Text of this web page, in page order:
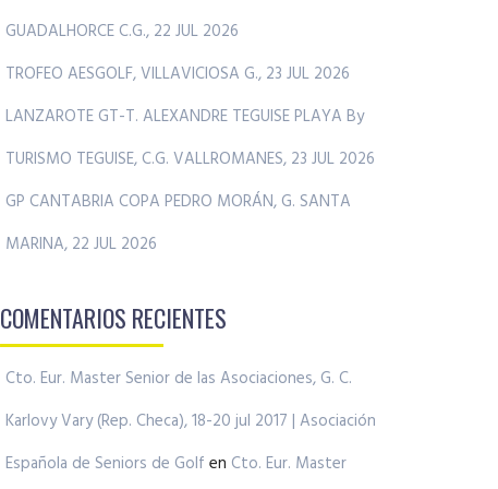
GUADALHORCE C.G., 22 JUL 2026
TROFEO AESGOLF, VILLAVICIOSA G., 23 JUL 2026
LANZAROTE GT-T. ALEXANDRE TEGUISE PLAYA By
TURISMO TEGUISE, C.G. VALLROMANES, 23 JUL 2026
GP CANTABRIA COPA PEDRO MORÁN, G. SANTA
MARINA, 22 JUL 2026
COMENTARIOS RECIENTES
Cto. Eur. Master Senior de las Asociaciones, G. C.
Karlovy Vary (Rep. Checa), 18-20 jul 2017 | Asociación
Española de Seniors de Golf en Cto. Eur. Master